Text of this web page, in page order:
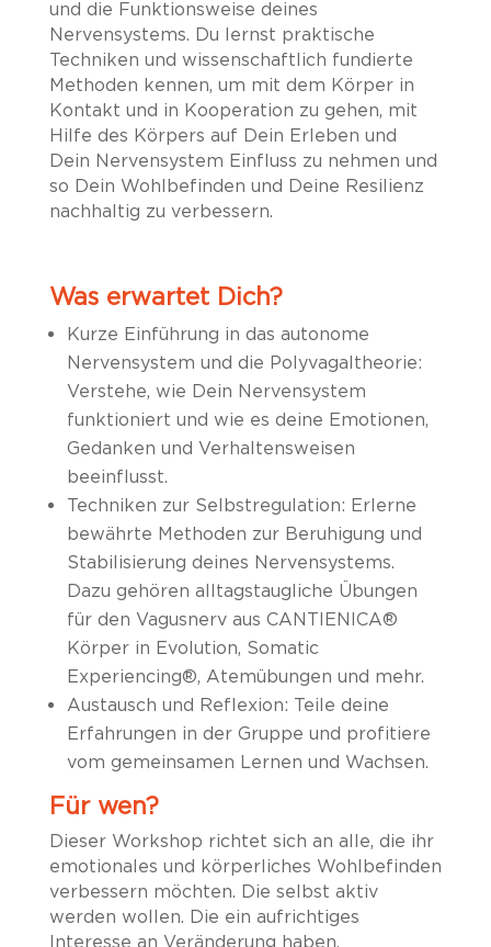
und die Funktionsweise deines
Nervensystems. Du lernst praktische
Techniken und wissenschaftlich fundierte
Methoden kennen, um mit dem Körper in
Kontakt und in Kooperation zu gehen, mit
Hilfe des Körpers auf Dein Erleben und
Dein Nervensystem Einfluss zu nehmen und
so Dein Wohlbefinden und Deine Resilienz
nachhaltig zu verbessern.
Was erwartet Dich?
Kurze Einführung in das autonome
Nervensystem und die Polyvagaltheorie:
Verstehe, wie Dein Nervensystem
funktioniert und wie es deine Emotionen,
Gedanken und Verhaltensweisen
beeinflusst.
Techniken zur Selbstregulation: Erlerne
bewährte Methoden zur Beruhigung und
Stabilisierung deines Nervensystems.
Dazu gehören alltagstaugliche Übungen
für den Vagusnerv aus CANTIENICA®
Körper in Evolution, Somatic
Experiencing® , Atemübungen und mehr.
Austausch und Reflexion: Teile deine
Erfahrungen in der Gruppe und profitiere
vom gemeinsamen Lernen und Wachsen.
Für wen?
Dieser Workshop richtet sich an alle, die ihr
emotionales und körperliches Wohlbefinden
verbessern möchten. Die selbst aktiv
werden wollen. Die ein aufrichtiges
Interesse an Veränderung haben.